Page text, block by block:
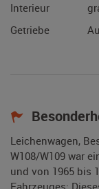
Interieur
Getriebe
Leichenwagen,
W108/W109 war
und von 1965 bis